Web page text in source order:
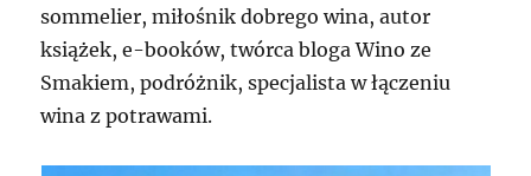
sommelier, miłośnik dobrego wina, autor
książek, e-booków, twórca bloga Wino ze
Smakiem, podróżnik, specjalista w łączeniu
wina z potrawami.